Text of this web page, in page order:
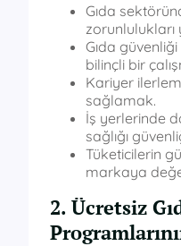
Gıda
Gıda
bilinçli bir
Kariyer
sağlamak.
İş yerlerinde
sağlığı
Tüketicilerin
markaya
2. Ücretsiz